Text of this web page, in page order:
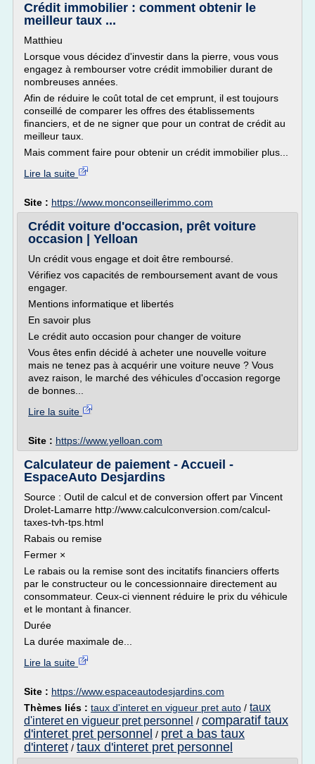
Crédit immobilier : comment obtenir le
meilleur taux ...
Matthieu
Lorsque vous décidez d'investir dans la pierre, vous vous
engagez à rembourser votre crédit immobilier durant de
nombreuses années.
Afin de réduire le coût total de cet emprunt, il est toujours
conseillé de comparer les offres des établissements
financiers, et de ne signer que pour un contrat de crédit au
meilleur taux.
Mais comment faire pour obtenir un crédit immobilier plus...
Lire la suite
Site : https://www.monconseillerimmo.com
Crédit voiture d'occasion, prêt voiture
occasion | Yelloan
Un crédit vous engage et doit être remboursé.
Vérifiez vos capacités de remboursement avant de vous
engager.
Mentions informatique et libertés
En savoir plus
Le crédit auto occasion pour changer de voiture
Vous êtes enfin décidé à acheter une nouvelle voiture
mais ne tenez pas à acquérir une voiture neuve ? Vous
avez raison, le marché des véhicules d'occasion regorge
de bonnes...
Lire la suite
Site : https://www.yelloan.com
Calculateur de paiement - Accueil -
EspaceAuto Desjardins
Source : Outil de calcul et de conversion offert par Vincent
Drolet-Lamarre http://www.calculconversion.com/calcul-
taxes-tvh-tps.html
Rabais ou remise
Fermer ×
Le rabais ou la remise sont des incitatifs financiers offerts
par le constructeur ou le concessionnaire directement au
consommateur. Ceux-ci viennent réduire le prix du véhicule
et le montant à financer.
Durée
La durée maximale de...
Lire la suite
Site : https://www.espaceautodesjardins.com
Thèmes liés : taux d'interet en vigueur pret auto / taux
d'interet en vigueur pret personnel / comparatif taux
d'interet pret personnel / pret a bas taux
d'interet / taux d'interet pret personnel